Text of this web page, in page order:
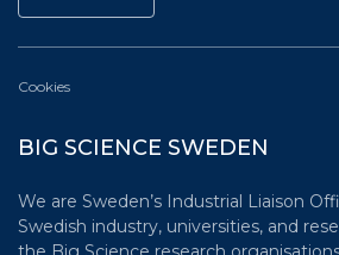
Cookies
BIG SCIENCE SWEDEN
We are Sweden’s Industrial Liaison
Swedish industry, universities, and